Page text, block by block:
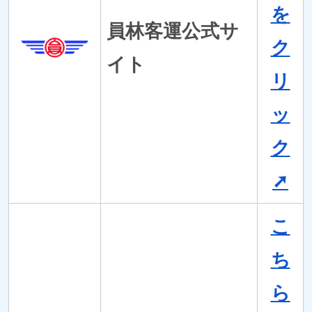
員林客運公式サ
イト
を
ク
リ
ッ
ク
➚
こ
ち
ら